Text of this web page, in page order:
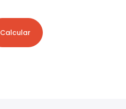
Calcular